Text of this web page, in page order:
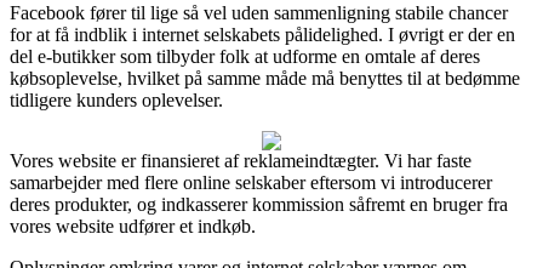
Facebook fører til lige så vel uden sammenligning stabile chancer
for at få indblik i internet selskabets pålidelighed. I øvrigt er der en
del e-butikker som tilbyder folk at udforme en omtale af deres
købsoplevelse, hvilket på samme måde må benyttes til at bedømme
tidligere kunders oplevelser.
Vores website er finansieret af reklameindtægter. Vi har faste
samarbejder med flere online selskaber eftersom vi introducerer
deres produkter, og indkasserer kommission såfremt en bruger fra
vores website udfører et indkøb.